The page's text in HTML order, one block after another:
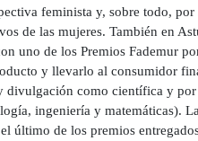
feminista y, sobre todo,
de las mujeres. También en
uno de los Premios Fademur
y llevarlo al consumidor
divulgación como científica y
ingeniería y matemáticas).
último de los premios